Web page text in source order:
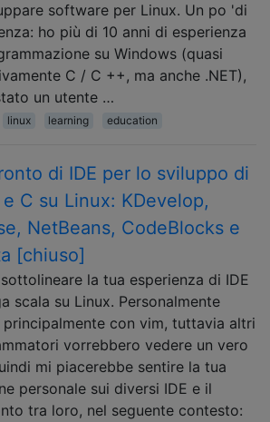
software per Linux. Un po 'di
ho più di 10 anni di esperienza
su Windows (quasi
C / C ++, ma anche .NET),
un utente …
linux learning education
di IDE per lo sviluppo di
C su Linux: KDevelop,
NetBeans, CodeBlocks e
[chiuso]
la tua esperienza di IDE
scala su Linux. Personalmente
con vim, tuttavia altri
vorrebbero vedere un vero
mi piacerebbe sentire la tua
personale sui diversi IDE e il
tra loro, nel seguente contesto: